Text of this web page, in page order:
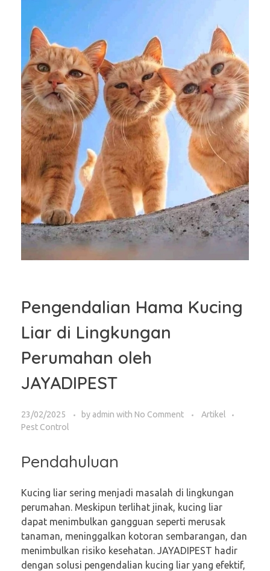
Pengendalian Hama Kucing
Liar di Lingkungan
Perumahan oleh
JAYADIPEST
23/02/2025 by admin with No Comment
Artikel
Pest Control
Pendahuluan
Kucing liar sering menjadi masalah di lingkungan
perumahan. Meskipun terlihat jinak, kucing liar
dapat menimbulkan gangguan seperti merusak
tanaman, meninggalkan kotoran sembarangan, dan
menimbulkan risiko kesehatan. JAYADIPEST hadir
dengan solusi pengendalian kucing liar yang efektif,